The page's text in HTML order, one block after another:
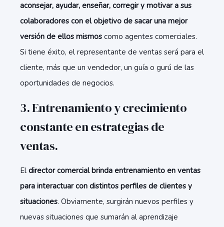
aconsejar, ayudar, enseñar, corregir y motivar a sus
colaboradores con el objetivo de sacar una mejor
versión de ellos mismos como agentes comerciales.
Si tiene éxito, el representante de ventas será para el
cliente, más que un vendedor, un guía o gurú de las
oportunidades de negocios.
3. Entrenamiento y crecimiento
constante en estrategias de
ventas.
El director comercial brinda entrenamiento en ventas
para interactuar con distintos perfiles de clientes y
situaciones. Obviamente, surgirán nuevos perfiles y
nuevas situaciones que sumarán al aprendizaje